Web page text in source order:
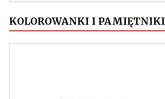
KOLOROWANKI I PAMIĘTNIKI